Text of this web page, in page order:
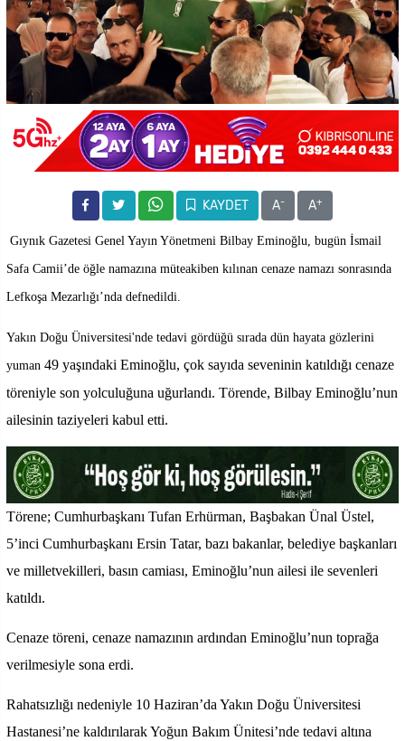
KAYDET A- A+
Gıynık Gazetesi Genel Yayın Yönetmeni Bilbay Eminoğlu, bugün İsmail
Safa Camii’de öğle namazına müteakiben kılınan cenaze namazı sonrasında
Lefkoşa Mezarlığı’nda defnedildi.
Yakın Doğu Üniversitesi'nde tedavi gördüğü sırada dün hayata gözlerini
yuman 49 yaşındaki Eminoğlu, çok sayıda seveninin katıldığı cenaze
töreniyle son yolculuğuna uğurlandı. Törende, Bilbay Eminoğlu’nun
ailesinin taziyeleri kabul etti.
Törene; Cumhurbaşkanı Tufan Erhürman, Başbakan Ünal Üstel,
5’inci Cumhurbaşkanı Ersin Tatar, bazı bakanlar, belediye başkanları
ve milletvekilleri, basın camiası, Eminoğlu’nun ailesi ile sevenleri
katıldı.
Cenaze töreni, cenaze namazının ardından Eminoğlu’nun toprağa
verilmesiyle sona erdi.
Rahatsızlığı nedeniyle 10 Haziran’da Yakın Doğu Üniversitesi
Hastanesi’ne kaldırılarak Yoğun Bakım Ünitesi’nde tedavi altına